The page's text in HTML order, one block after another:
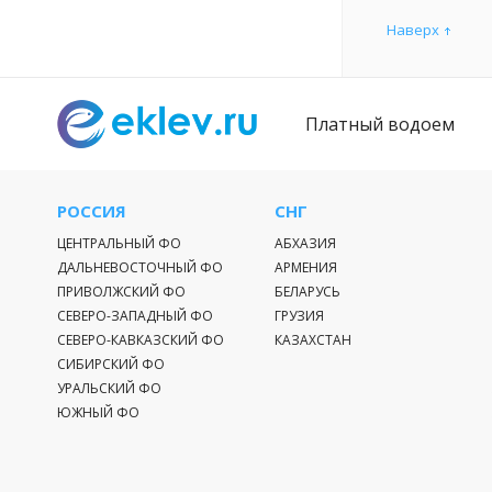
Северной
гигантскую
Важной
некоторые
северной
оказывают
при этом
материку
Наверх
Платный водоем
РОССИЯ
ЦЕНТРАЛЬНЫЙ ФО
ДАЛЬНЕВОСТОЧНЫЙ ФО
ПРИВОЛЖСКИЙ ФО
СЕВЕРО-ЗАПАДНЫЙ ФО
СЕВЕРО-КАВКАЗСКИЙ ФО
СИБИРСКИЙ ФО
УРАЛЬСКИЙ ФО
ЮЖНЫЙ ФО
СНГ
АБХАЗИЯ
АРМЕНИЯ
БЕЛАРУСЬ
ГРУЗИЯ
КАЗАХСТАН